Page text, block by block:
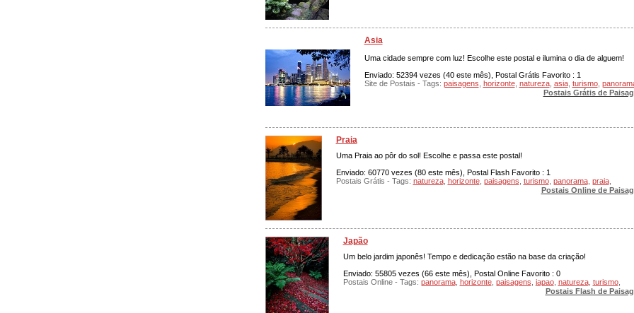
Asia
Uma cidade sempre com luz! Escolhe este postal e ilumina o dia de alguem!
Enviado: 52394 vezes (40 este mês), Postal Grátis Favorito : 1
Site de Postais - Tags: paisagens horizonte, natureza, asia, turismo,
Postais Grátis de
Praia
Uma Praia ao pôr do sol! Escolhe e passa este postal!
Enviado: 60770 vezes (80 este mês), Postal Flash Favorito : 1
Postais Grátis - Tags: natureza, horizonte, paisagens turismo, panorama, praia,
Postais Online de
Japão
Um belo jardim japonês! Tempo e dedicação estão na base da criação!
Enviado: 55805 vezes (66 este mês), Postal Online Favorito : 0
Postais Online - Tags: panorama, horizonte, paisagens japao, natureza, turismo,
Postais Flash de